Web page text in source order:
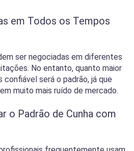
em Todos os Tempos
ser negociadas em diferentes
No entanto, quanto maior
será o padrão, já que
muito mais ruído de mercado.
o Padrão de Cunha com